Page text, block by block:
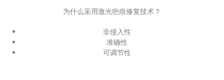
为什么采用激光疤痕修复技术？
非侵入性
准确性
可调节性